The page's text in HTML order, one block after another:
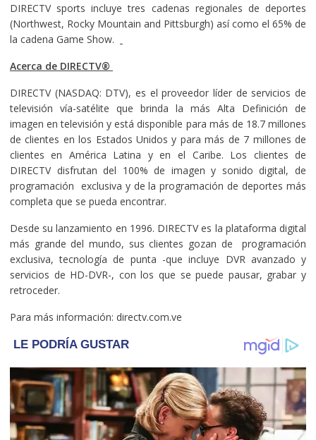
DIRECTV sports incluye tres cadenas regionales de deportes
(Northwest, Rocky Mountain and Pittsburgh) así como el 65% de
la cadena Game Show.
Acerca de DIRECTV®
DIRECTV (NASDAQ: DTV), es el proveedor líder de servicios de
televisión vía-satélite que brinda la más Alta Definición de
imagen en televisión y está disponible para más de 18.7 millones
de clientes en los Estados Unidos y para más de 7 millones de
clientes en América Latina y en el Caribe. Los clientes de
DIRECTV disfrutan del 100% de imagen y sonido digital, de
programación exclusiva y de la programación de deportes más
completa que se pueda encontrar.
Desde su lanzamiento en 1996. DIRECTV es la plataforma digital
más grande del mundo, sus clientes gozan de programación
exclusiva, tecnología de punta -que incluye DVR avanzado y
servicios de HD-DVR-, con los que se puede pausar, grabar y
retroceder.
Para más información: directv.com.ve